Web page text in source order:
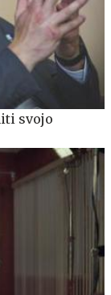
svojo